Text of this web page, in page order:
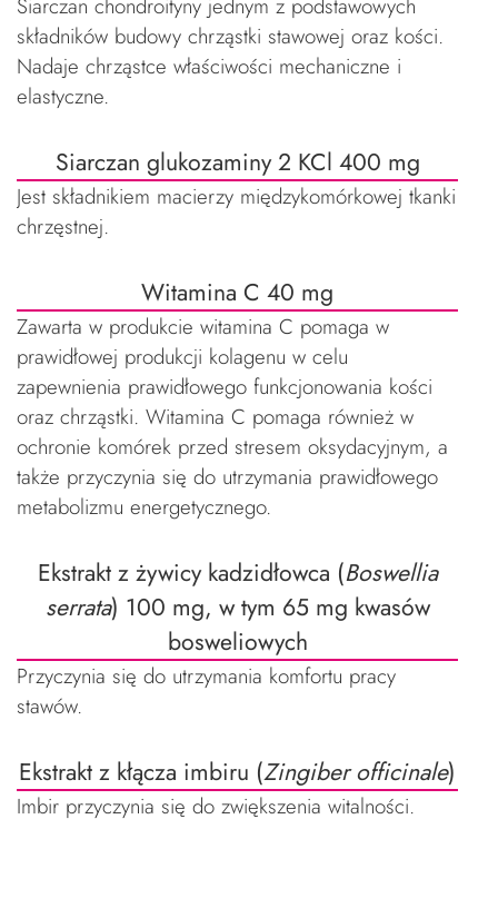
Siarczan chondroityny jednym z podstawowych
składników budowy chrząstki stawowej oraz kości.
Nadaje chrząstce właściwości mechaniczne i
elastyczne.
Siarczan glukozaminy 2 KCl 400 mg
Jest składnikiem macierzy międzykomórkowej tkanki
chrzęstnej.
Witamina C 40 mg
Zawarta w produkcie witamina C pomaga w
prawidłowej produkcji kolagenu w celu
zapewnienia prawidłowego funkcjonowania kości
oraz chrząstki. Witamina C pomaga również w
ochronie komórek przed stresem oksydacyjnym, a
także przyczynia się do utrzymania prawidłowego
metabolizmu energetycznego.
Ekstrakt z żywicy kadzidłowca (Boswellia
serrata) 100 mg, w tym 65 mg kwasów
bosweliowych
Przyczynia się do utrzymania komfortu pracy
stawów.
Ekstrakt z kłącza imbiru (Zingiber officinale)
Imbir przyczynia się do zwiększenia witalności.